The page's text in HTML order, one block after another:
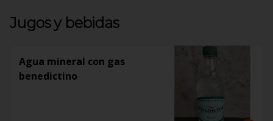
Jugos y bebidas
Agua mineral con gas
benedictino